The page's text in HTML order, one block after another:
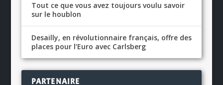
Tout ce que vous avez toujours voulu savoir
sur le houblon
Desailly, en révolutionnaire français, offre des
places pour l’Euro avec Carlsberg
PARTENAIRE